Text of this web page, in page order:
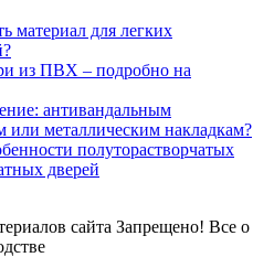
материал для легких
из ПВХ – подробно на
антивандальным
металлическим накладкам?
полуторастворчатых
дверей
сайта Запрещено! Все о